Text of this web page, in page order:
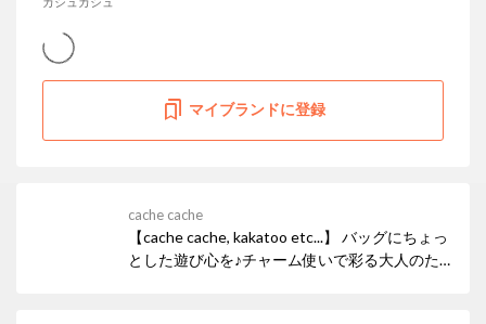
マイブランドに登録
cache cache
【cache cache, kakatoo etc...】 バッグにちょっ
とした遊び心を♪チャーム使いで彩る大人のた